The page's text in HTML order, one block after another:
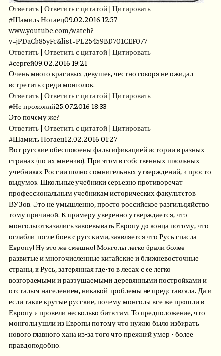
Ответить | Ответить с цитатой | Цитировать
#Шамиль Ногаец09.02.2016 12:57
www.youtube.com/watch?
v=jPDaCb85yFc&list=PL25459BD701CEF077
Ответить | Ответить с цитатой | Цитировать
#сергей09.02.2016 19:21
Очень много красивых девушек, честно говоря не ожидал
встретить среди монголок.
Ответить | Ответить с цитатой | Цитировать
#Не прохожий25.07.2016 18:33
Это почему же?
Ответить | Ответить с цитатой | Цитировать
#Шамиль Ногаец12.02.2016 01:27
Вот русские обеспокоены фальсификацией истории в разных
странах (по их мнению). При этом в собственных школьных
учебниках России полно сомнительных утверждений, и просто
выдумок. Школьные учебники серьезно противоречат
профессиональным учебникам исторических факультетов
ВУЗов. Это не умышленно, просто российское разгильдяйство
тому причиной. К примеру уверенно утверждается, что
монголы отказались завоевывать Европу до конца потому, что
ослабли после боев с русскими, заявляется что Русь спасла
Европу! Ну это же смешно! Монголы легко брали более
развитые и многочисленные китайские и ближневосточные
страны, и Русь, затерянная где-то в лесах с ее легко
возгораемыми и разрушаемыми деревянными постройками и
отсталым населением, никакой проблемы не представляла. Да и
если такие крутые русские, почему монголы все же прошли в
Европу и провели несколько битв там. То предположение, что
монголы ушли из Европы потому что нужно было избирать
нового главного хана из-за того что прежний умер - более
правдоподобно.